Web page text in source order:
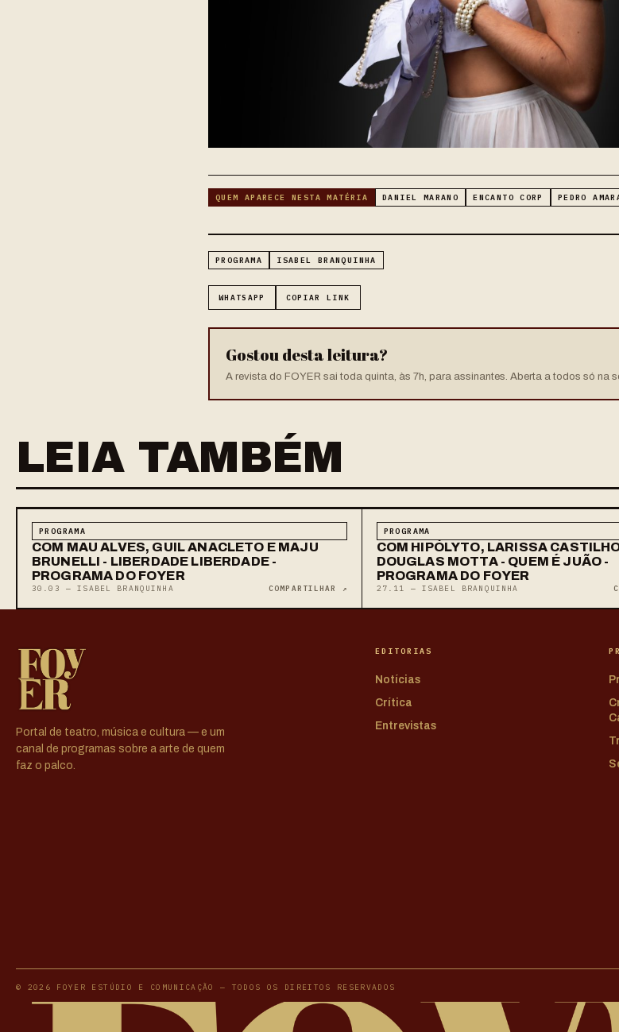
QUEM APARECE NESTA MATÉRIA DANIEL MARANO ENCANTO CORP PEDRO
PROGRAMA ISABEL BRANQUINHA
WHATSAPP COPIAR LINK
Gostou desta leitura?
A revista do FOYER sai toda quinta, às 7h, para assinantes. Aberta a todos só na
LEIA TAMBÉM
PROGRAMA
COM MAU ALVES, GUIL ANACLETO E MAJU
BRUNELLI - LIBERDADE LIBERDADE -
PROGRAMA DO FOYER
30.03 — ISABEL BRANQUINHA COMPARTILHAR ↗
PROGRAMA
COM HIPÓLYTO, LARISSA
DOUGLAS MOTTA - QUEM É JUÃO -
PROGRAMA DO FOYER
27.11 — ISABEL BRANQUINHA
Portal de teatro, música e cultura — e um
canal de programas sobre a arte de quem
faz o palco.
EDITORIAS
Notícias
Crítica
Entrevistas
© 2026 FOYER ESTÚDIO E COMUNICAÇÃO — TODOS OS DIREITOS RESERVADOS